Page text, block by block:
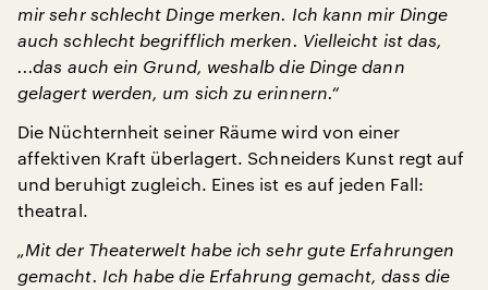
mir sehr schlecht Dinge merken. Ich kann mir Dinge
auch schlecht begrifflich merken. Vielleicht ist das,
...das auch ein Grund, weshalb die Dinge dann
gelagert werden, um sich zu erinnern.“
Die Nüchternheit seiner Räume wird von einer
affektiven Kraft überlagert. Schneiders Kunst regt auf
und beruhigt zugleich. Eines ist es auf jeden Fall:
theatral.
„Mit der Theaterwelt habe ich sehr gute Erfahrungen
gemacht. Ich habe die Erfahrung gemacht, dass die